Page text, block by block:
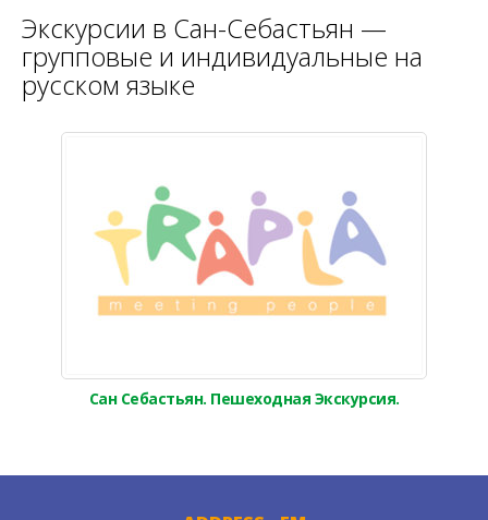
Экскурсии в Сан-Себастьян —
групповые и индивидуальные на
русском языке
Сан Себастьян. Пешеходная Экскурсия.